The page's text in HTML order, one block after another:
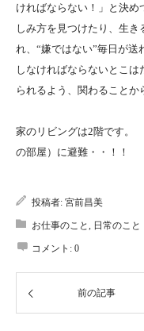
ければならない！」と決
しみ方を見つけたり、生
れ、“嫌ではない”毎日が
しなければならないとこ
られるよう、関わることか
家のリビングは2階です。
の部屋）に避難・・！！
投稿者: 宮前昌美
お仕事のこと 日常のこと
コメント: 0
前の記事